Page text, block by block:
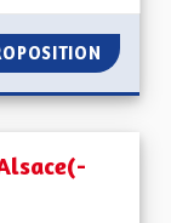
DES